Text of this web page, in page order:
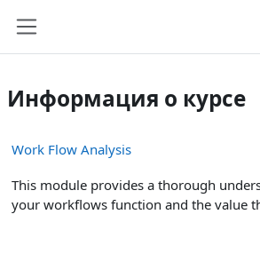
Информация о курсе
Work Flow Analysis
This module provides a thorough
your workflows function and the value